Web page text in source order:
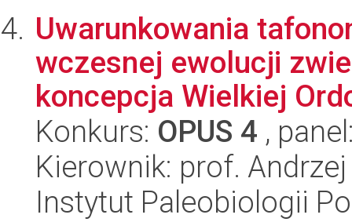
Uwarunkowania
wczesnej ewolucji
koncepcja Wielkiej
Konkurs: OPUS 4 ,
Kierownik: prof.
Instytut Paleobiologii